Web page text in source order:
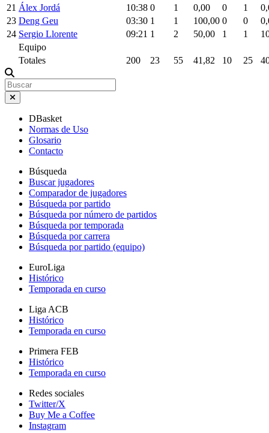
21 Álex Jordá 10:38 0 1 0,00 0 1
23 Deng Geu 03:30 1 1 100,00 0 0
24 Sergio Llorente 09:21 1 2 50,00 1 1
Equipo
Totales
200 23 55 41,82 10 25
DBasket
Normas de Uso
Glosario
Contacto
Búsqueda
Buscar jugadores
Comparador de jugadores
Búsqueda por partido
Búsqueda por número de partidos
Búsqueda por temporada
Búsqueda por carrera
Búsqueda por partido (equipo)
EuroLiga
Histórico
Temporada en curso
Liga ACB
Histórico
Temporada en curso
Primera FEB
Histórico
Temporada en curso
Redes sociales
Twitter/X
Buy Me a Coffee
Instagram